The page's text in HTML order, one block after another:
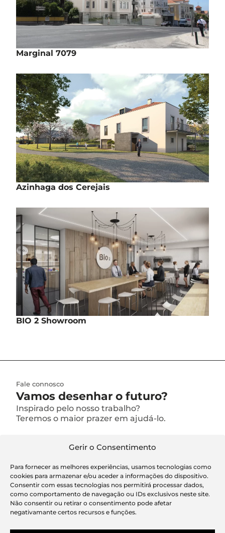
Gerir o Consentimento
Para fornecer as melhores experiências, usamos tecnologias como
cookies para armazenar e/ou aceder a informações do dispositivo.
Consentir com essas tecnologias nos permitirá processar dados,
como comportamento de navegação ou IDs exclusivos neste site.
Não consentir ou retirar o consentimento pode afetar
negativamante certos recursos e funções.
Avenida da Marginal, nº7079 – Cascais
Projeto
Marginal 7079
Quinta do Serradinho de Cima – Carnide
Projeto
Azinhaga dos Cerejais
BIO 2 Showroom
Fale connosco
Vamos desenhar o futuro?
Inspirado pelo nosso trabalho?
Teremos o maior prazer em ajudá-lo.
Alameda dos Oceanos nº 142 2ºB